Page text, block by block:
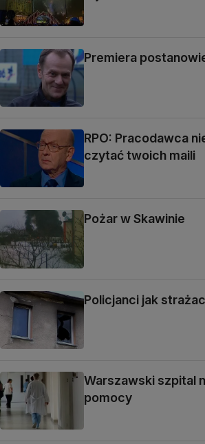
Premiera
RPO: Pracodawca
czytać twoich maili
Pożar w Skawinie
Policjanci jak
Warszawski szpital
pomocy